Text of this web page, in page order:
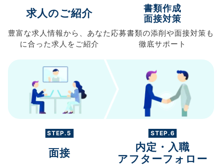
求人のご紹介
豊富な求人情報から、 あなた
に合った求人を ご紹介
書類作成
面接対策
応募書類の添削や面接対策も
徹底サポート
STEP.5
面接
STEP.6
内定・入職
アフターフォロー